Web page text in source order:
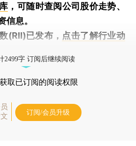
，可随时查阅公司股价走势、
信息。
(RII)已发布， 点击了解行业动
2499字 订阅后继续阅读
取已订阅的阅读权限
订阅/会员升级